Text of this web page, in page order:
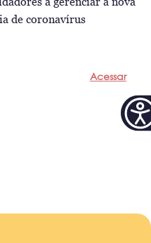
de coronavírus
Acessar